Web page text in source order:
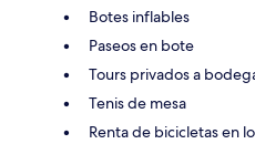
Botes inflables
Paseos en bote
Tours privados a
Tenis de mesa
Renta de bicicletas en